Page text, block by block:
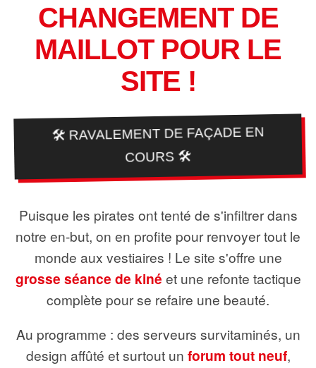
CHANGEMENT DE
MAILLOT POUR LE
SITE !
🛠️ RAVALEMENT DE FAÇADE EN
COURS 🛠️
Puisque les pirates ont tenté de s'infiltrer dans
notre en-but, on en profite pour renvoyer tout le
monde aux vestiaires ! Le site s'offre une
grosse séance de kiné et une refonte tactique
complète pour se refaire une beauté.
Au programme : des serveurs survitaminés, un
design affûté et surtout un forum tout neuf,